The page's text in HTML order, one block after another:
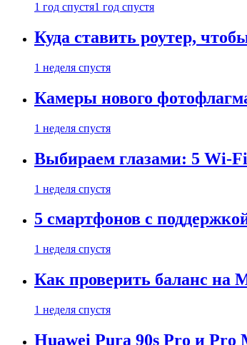
1 год спустя1 год спустя
Куда ставить роутер,
1 неделя спустя
Камеры нового
1 неделя спустя
Выбираем глазами: 5 Wi-
1 неделя спустя
5 смартфонов с
1 неделя спустя
Как проверить баланс на
1 неделя спустя
Huawei Pura 90s Pro и Pro